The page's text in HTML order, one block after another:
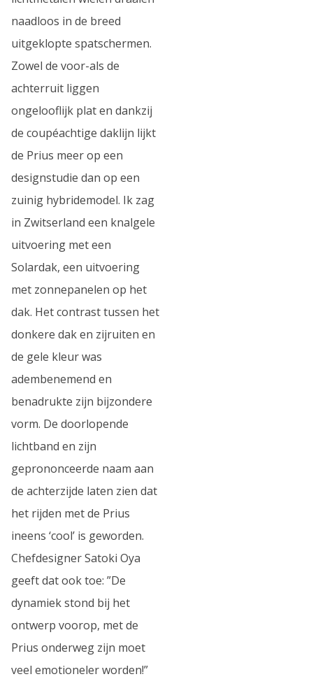
naadloos in de breed
uitgeklopte spatschermen.
Zowel de voor-als de
achterruit liggen
ongelooflijk plat en dankzij
de coupéachtige daklijn lijkt
de Prius meer op een
designstudie dan op een
zuinig hybridemodel. Ik zag
in Zwitserland een knalgele
uitvoering met een
Solardak, een uitvoering
met zonnepanelen op het
dak. Het contrast tussen het
donkere dak en zijruiten en
de gele kleur was
adembenemend en
benadrukte zijn bijzondere
vorm. De doorlopende
lichtband en zijn
geprononceerde naam aan
de achterzijde laten zien dat
het rijden met de Prius
ineens ‘cool’ is geworden.
Chefdesigner Satoki Oya
geeft dat ook toe: ”De
dynamiek stond bij het
ontwerp voorop, met de
Prius onderweg zijn moet
veel emotioneler worden!”